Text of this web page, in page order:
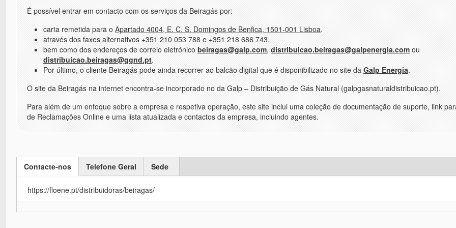
É possível entrar em contacto com os serviços da Beiragás por:
carta remetida para o Apartado 4004, E. C. S. Domingos de Benfica, 1501-001 Lisboa.
através dos faxes alternativos +351 210 053 788 e +351 218 686 743.
bem como dos endereços de correio eletrónico beiragas@galp.com, distribuicao.beiragas@galpenergia.com ou
distribuicao.beiragas@ggnd.pt.
Por último, o cliente Beiragás pode ainda recorrer ao balcão digital que é disponibilizado no site da Galp Energia.
O site da Beiragás na internet encontra-se incorporado no da Galp – Distribuição de Gás Natural (galpgasnaturaldistribuicao.pt).
Para além de um enfoque sobre a empresa e respetiva operação, este site inclui uma coleção de documentação de suporte, link
de Reclamações Online e uma lista atualizada e contactos da empresa, incluindo agentes.
Contacte-nos
Telefone Geral Sede
https://floene.pt/distribuidoras/beiragas/